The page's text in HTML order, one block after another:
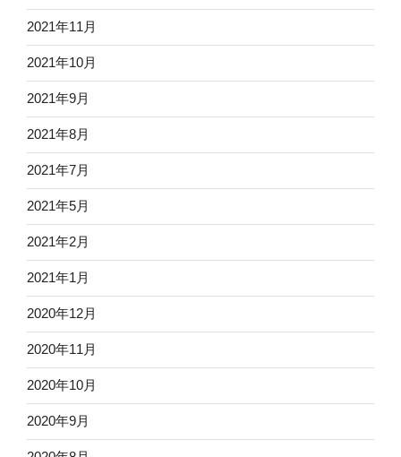
2021年11月
2021年10月
2021年9月
2021年8月
2021年7月
2021年5月
2021年2月
2021年1月
2020年12月
2020年11月
2020年10月
2020年9月